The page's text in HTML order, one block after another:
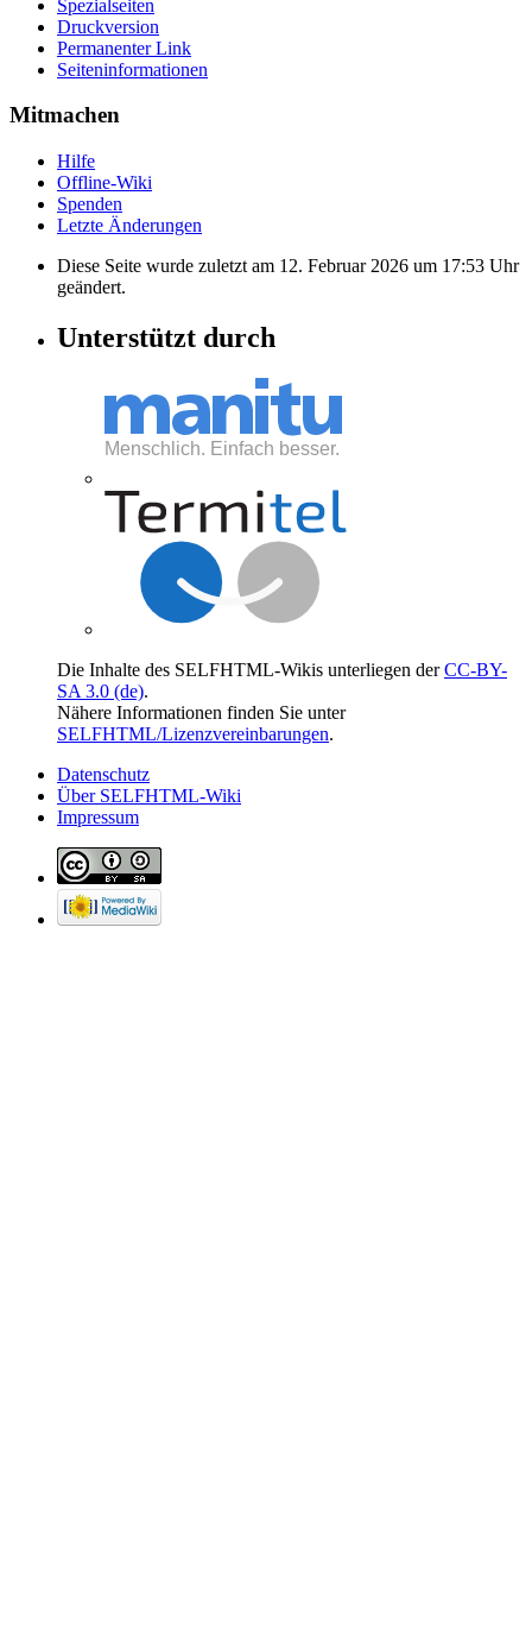
Spezialseiten
Druckversion
Permanenter Link
Seiten­informationen
Mitmachen
Hilfe
Offline-Wiki
Spenden
Letzte Änderungen
Diese Seite wurde zuletzt am 12. Februar 2026 um 17:53 Uhr
geändert.
Unterstützt durch
Die Inhalte des SELFHTML-Wikis unterliegen derCC-BY-
SA 3.0 (de).
Nähere Informationen finden Sie unter
SELFHTML/Lizenzvereinbarungen.
Datenschutz
Über SELFHTML-Wiki
Impressum